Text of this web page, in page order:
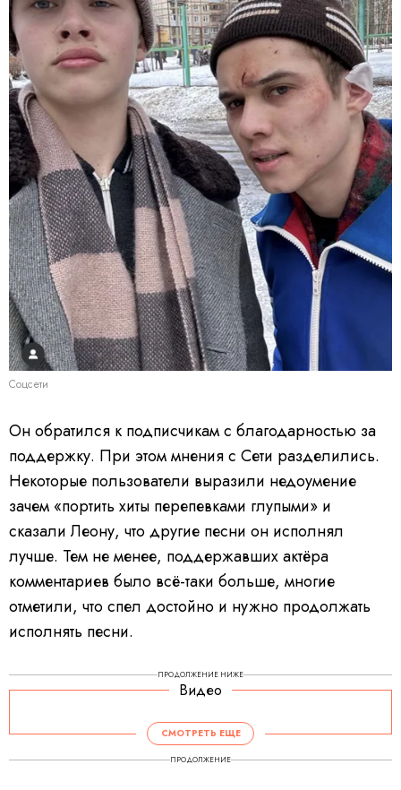
Соцсети
Он обратился к подписчикам с благодарностью за
поддержку. При этом мнения с Сети разделились.
Некоторые пользователи выразили недоумение
зачем «портить хиты перепевками глупыми» и
сказали Леону, что другие песни он исполнял
лучше. Тем не менее, поддержавших актёра
комментариев было всё-таки больше, многие
отметили, что спел достойно и нужно продолжать
исполнять песни.
ПРОДОЛЖЕНИЕ НИЖЕ
Видео
СМОТРЕТЬ ЕЩЕ
ПРОДОЛЖЕНИЕ